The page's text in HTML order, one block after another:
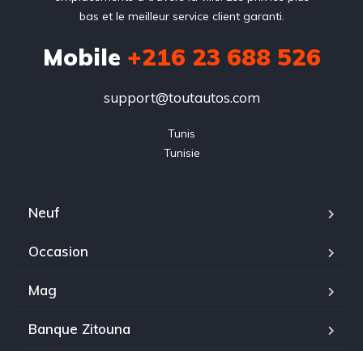
bas et le meilleur service client garanti.
Mobile +216 23 688 526
support@toutautos.com
Tunis
Tunisie
Neuf
Occasion
Mag
Banque Zitouna